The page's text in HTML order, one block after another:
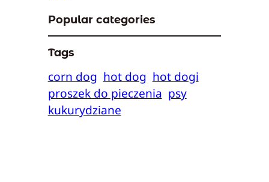
Popular categories
Tags
corn dog hot dog hot dogi
proszek do pieczenia psy
kukurydziane